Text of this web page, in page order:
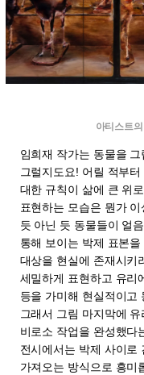
아티스트
임희재 작가는 동물을
그럴지도요! 어릴 적부
대한 규칙이 삶에 큰 위
표현하는 모습은 뭔가
듯 아닌 듯 동물들이 얼
통해 보이는 박제 표본
대상을 현실에 존재시키
세밀하게 표현하고 유리
등을 가미해 현실적이고
그래서 그림 마지막에
비로소 작업을 완성했다
전시에서는 박제 사이로
가져오는 방식으로 흥미